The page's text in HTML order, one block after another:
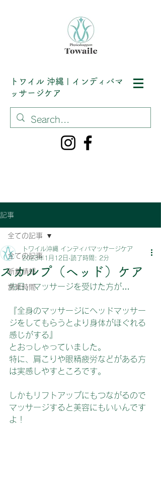
トワイル 沖縄 | インディバマ
ッサージケア
記事
全ての記事
新着情報
営業時間
全ての記事
スカルプ（ヘッド）ケア
トワイル沖縄 インディバマッサージケア
2023年1月12日 読了時間: 2分
先日、マッサージを受けた方が…
『全身のマッサージにヘッドマッサー
ジをしてもらうとより身体がほぐれる
感じがする』
とおっしゃっていました。
特に、肩こりや眼精疲労などがある方
は実感しやすところです。
しかもリフトアップにもつながるので
マッサージすると美容にもいいんです
よ！